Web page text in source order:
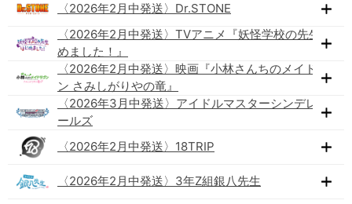
〈2026年2月中発送〉Dr.STONE
〈2026年2月中発送〉TVアニメ『妖怪学校の先生はじ
めました！』
〈2026年2月中発送〉映画『小林さんちのメイドラゴ
ン さみしがりやの竜』
〈2026年3月中発送〉アイドルマスターシンデレラガ
ールズ
〈2026年2月中発送〉18TRIP
〈2026年2月中発送〉3年Z組銀八先生